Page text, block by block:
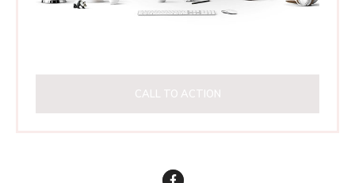
CALL TO ACTION